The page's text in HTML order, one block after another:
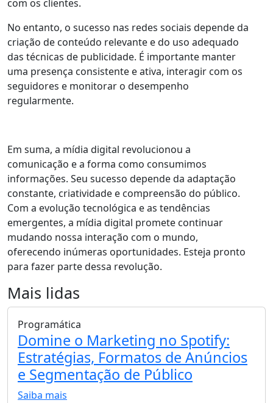
com os clientes.
No entanto, o sucesso nas redes sociais depende da
criação de conteúdo relevante e do uso adequado
das técnicas de publicidade. É importante manter
uma presença consistente e ativa, interagir com os
seguidores e monitorar o desempenho
regularmente.
Em suma, a mídia digital revolucionou a
comunicação e a forma como consumimos
informações. Seu sucesso depende da adaptação
constante, criatividade e compreensão do público.
Com a evolução tecnológica e as tendências
emergentes, a mídia digital promete continuar
mudando nossa interação com o mundo,
oferecendo inúmeras oportunidades. Esteja pronto
para fazer parte dessa revolução.
Mais lidas
Programática
Domine o Marketing no Spotify:
Estratégias, Formatos de Anúncios
e Segmentação de Público
Saiba mais